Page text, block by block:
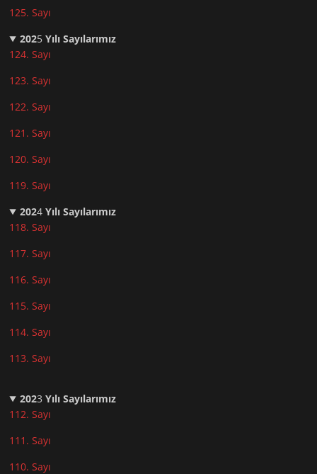
125. Sayı
2025Yılı Sayılarımız
124. Sayı
123. Sayı
122. Sayı
121. Sayı
120. Sayı
119. Sayı
2024Yılı Sayılarımız
118. Sayı
117. Sayı
116. Sayı
115. Sayı
114. Sayı
113. Sayı
2023Yılı Sayılarımız
112. Sayı
111. Sayı
110. Sayı